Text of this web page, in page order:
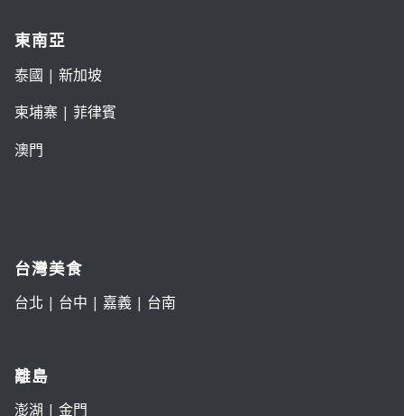
東南亞
泰國 | 新加坡
柬埔寨 | 菲律賓
澳門
台灣美食
台北 | 台中 | 嘉義| 台南
離島
澎湖 | 金門